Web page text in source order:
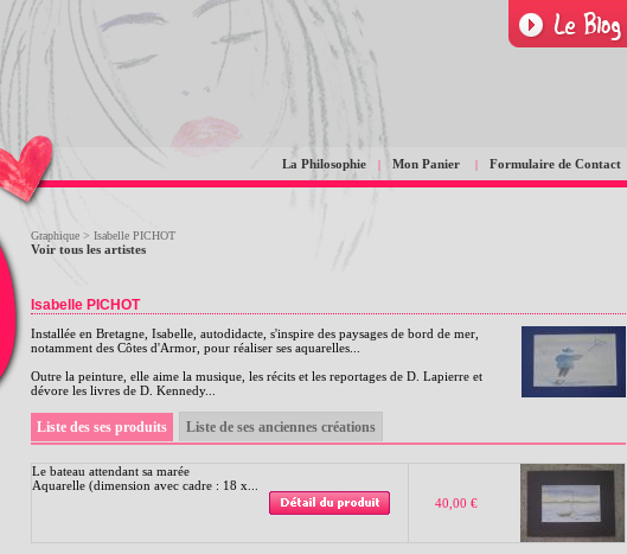
La Philosophie | Mon Panier | Formulaire de Contact
Graphique > Isabelle PICHOT
Voir tous les artistes
Isabelle PICHOT
Installée en Bretagne, Isabelle, autodidacte, s'inspire des paysages de bord de mer,
notamment des Côtes d'Armor, pour réaliser ses aquarelles...
Outre la peinture, elle aime la musique, les récits et les reportages de D. Lapierre et
dévore les livres de D. Kennedy...
Liste des ses produits Liste de ses anciennes créations
Le bateau attendant sa marée
Aquarelle (dimension avec cadre : 18 x...
40,00 €